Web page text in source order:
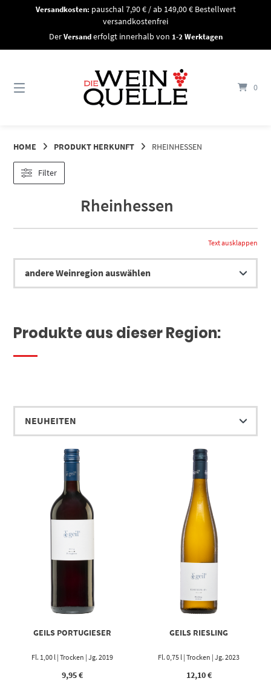
Versandkosten: pauschal 7,90 € / ab 149,00 € Bestellwert
versandkostenfrei
DerVersanderfolgt innerhalb von 1-2 Werktagen
0
HOME PRODUKT HERKUNFT RHEINHESSEN
Rheinhessen
Text ausklappen
Produkte aus dieser Region:
Filter
GEILS PORTUGIESER
Fl. 1,00 l | Trocken | Jg. 2019
9,95€
GEILS RIESLING
Fl. 0,75 l | Trocken | Jg. 2023
12,10€